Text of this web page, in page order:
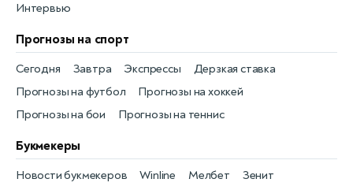
Интервью
Прогнозы на спорт
Прогнозы на футбол
Сегодня
Прогнозы на хоккей
Завтра
Прогнозы на бои
Экспрессы
Прогнозы на теннис
Дерзкая ставка
Букмекеры
Новости букмекеров
Winline
Мелбет
Зенит